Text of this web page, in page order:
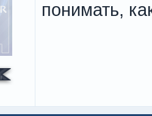
понимать,